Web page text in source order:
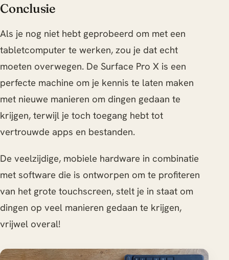
Conclusie
Als je nog niet hebt geprobeerd om met een
tabletcomputer te werken, zou je dat echt
moeten overwegen. De Surface Pro X is een
perfecte machine om je kennis te laten maken
met nieuwe manieren om dingen gedaan te
krijgen, terwijl je toch toegang hebt tot
vertrouwde apps en bestanden.
De veelzijdige, mobiele hardware in combinatie
met software die is ontworpen om te profiteren
van het grote touchscreen, stelt je in staat om
dingen op veel manieren gedaan te krijgen,
vrijwel overal!